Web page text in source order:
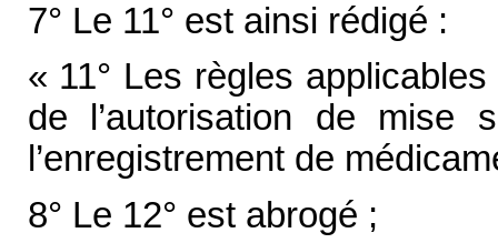
7° Le 11° est ainsi rédigé :
« 11° Les règles
de l’autorisation de
l’enregistrement de
8° Le 12° est abrogé ;